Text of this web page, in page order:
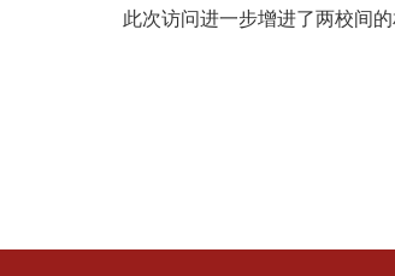
此次访问进一步增进了两校间